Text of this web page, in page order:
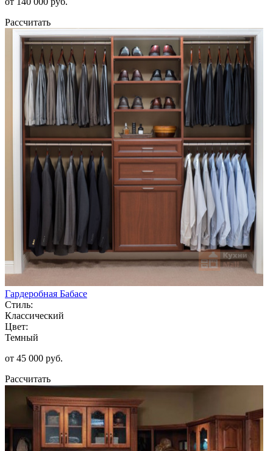
Рассчитать
Гардеробная Бабасе
Стиль:
Классический
Цвет:
Темный
от 45 000 руб.
Рассчитать